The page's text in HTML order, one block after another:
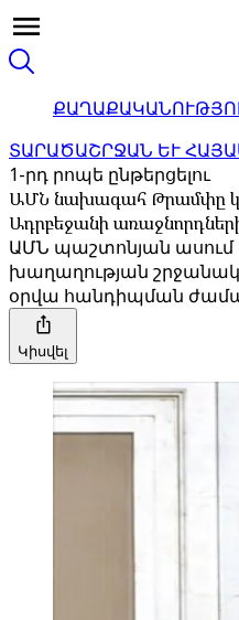
ՏԱՐԱԾԱՇՐՋԱՆ ԵՒ
1-րդ րոպե ընթերցելու
ԱՄՆ նախագահ Թրամփը
Ադրբեջանի
ԱՄՆ պաշտոնյան ասում
խաղաղության
օրվա հանդիպման
Կիսվել